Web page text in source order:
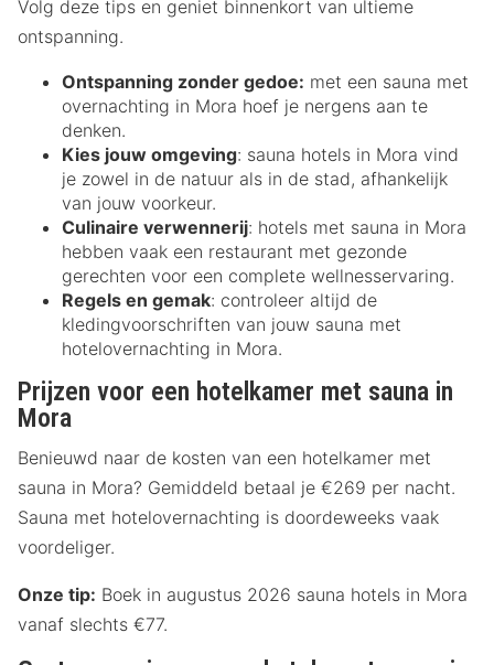
Volg deze tips en geniet binnenkort van ultieme
ontspanning.
Ontspanning zonder gedoe: met een sauna met
overnachting in Mora hoef je nergens aan te
denken.
Kies jouw omgeving: sauna hotels in Mora vind
je zowel in de natuur als in de stad, afhankelijk
van jouw voorkeur.
Culinaire verwennerij: hotels met sauna in Mora
hebben vaak een restaurant met gezonde
gerechten voor een complete wellnesservaring.
Regels en gemak: controleer altijd de
kledingvoorschriften van jouw sauna met
hotelovernachting in Mora.
Prijzen voor een hotelkamer met sauna in
Mora
Benieuwd naar de kosten van een hotelkamer met
sauna in Mora? Gemiddeld betaal je €269 per nacht.
Sauna met hotelovernachting is doordeweeks vaak
voordeliger.
Onze tip: Boek in augustus 2026 sauna hotels in Mora
vanaf slechts €77.